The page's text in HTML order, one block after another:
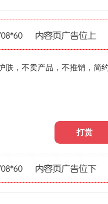
肤，不卖产品，不推销，简
打赏